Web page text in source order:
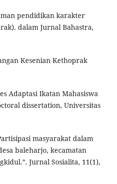
pendidikan karakter
dalam Jurnal Bahastra,
Kesenian Kethoprak
Adaptasi Ikatan Mahasiswa
dissertation, Universitas
masyarakat dalam
baleharjo, kecamatan
Jurnal Sosialita, 11(1),